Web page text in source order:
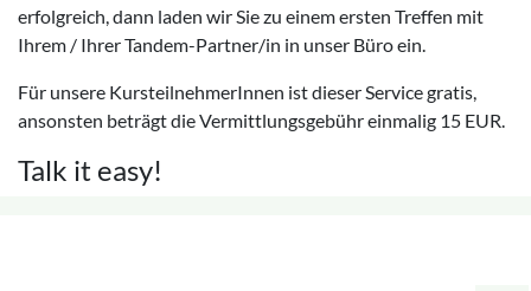
erfolgreich, dann laden wir Sie zu einem ersten Treffen mit
Ihrem / Ihrer Tandem-Partner/in in unser Büro ein.
Für unsere KursteilnehmerInnen ist dieser Service gratis,
ansonsten beträgt die Vermittlungsgebühr einmalig 15 EUR.
Talk it easy!